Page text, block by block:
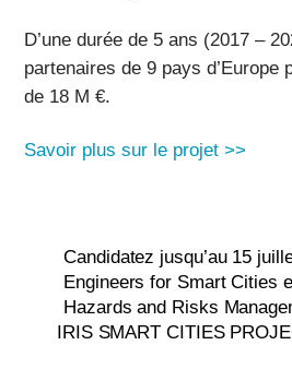
D’une durée de 5 ans (2017 –
partenaires de 9 pays d’Europe
de 18 M €.
Savoir plus sur le projet >>
Candidatez jusqu’au 15
Engineers for Smart Cities
Hazards and Risks
IRIS SMART CITIES